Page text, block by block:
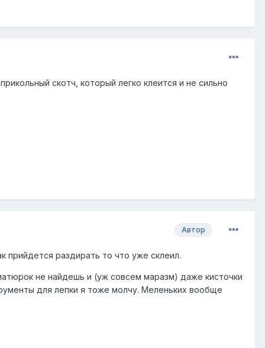
скотч, который легко клеится и не сильно
Автор
прийдется раздирать то что уже склеил.
не найдешь и (уж совсем маразм) даже кисточки
для лепки я тоже молчу. Меленьких вообще